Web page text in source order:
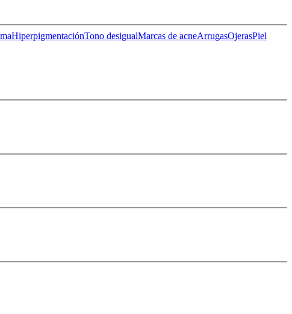
HiperpigmentaciónTono desigualMarcas de acneArrugasOjerasPiel